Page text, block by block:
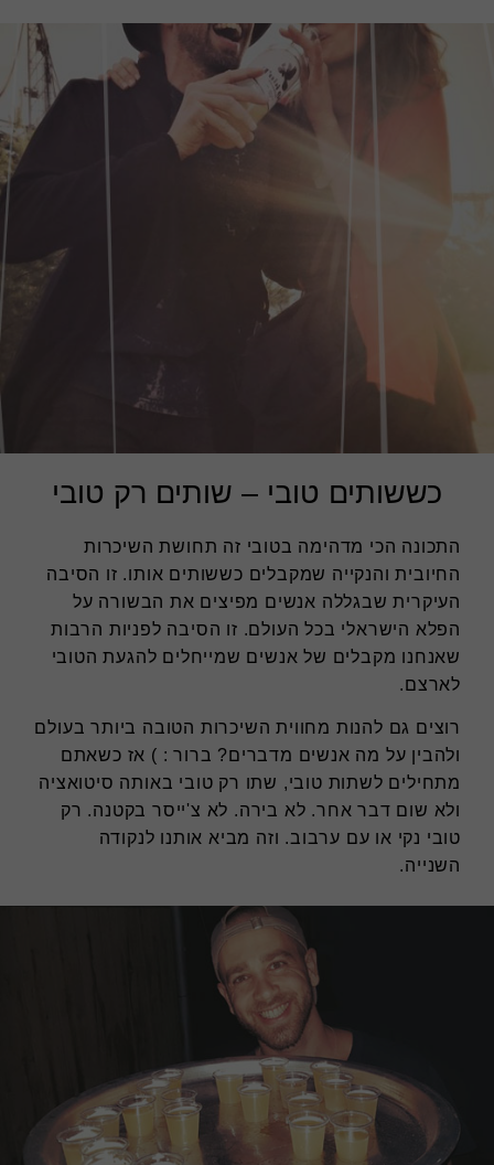
כששותים טובי – שותים רק טובי
התכונה הכי מדהימה בטובי זה תחושת השיכרות
החיובית והנקייה שמקבלים כששותים אותו. זו הסיבה
העיקרית שבגללה אנשים מפיצים את הבשורה על
הפלא הישראלי בכל העולם. זו הסיבה לפניות הרבות
שאנחנו מקבלים של אנשים שמייחלים להגעת הטובי
לארצם.
רוצים גם להנות מחווית השיכרות הטובה ביותר בעולם
ולהבין על מה אנשים מדברים? ברור : ) אז כשאתם
מתחילים לשתות טובי, שתו רק טובי באותה סיטואציה
ולא שום דבר אחר. לא בירה. לא צ'ייסר בקטנה. רק
טובי נקי או עם ערבוב. וזה מביא אותנו לנקודה
השנייה.